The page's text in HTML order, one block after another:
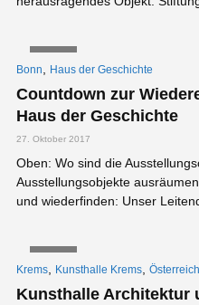
Bonn Haus der Geschichte
Countdown zur
Haus der Geschichte
27. Oktober 2017
Oben: Wo sind die
Ausstellungsobjekte
und wiederfinden: Unser
Krems Kunsthalle Krems Österreich
Kunsthalle Architektur